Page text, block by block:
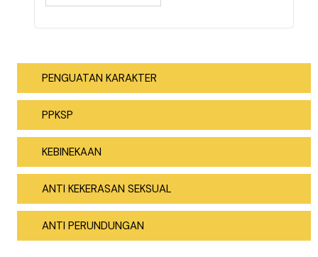
PENGUATAN KARAKTER
PPKSP
KEBINEKAAN
ANTI KEKERASAN SEKSUAL
ANTI PERUNDUNGAN